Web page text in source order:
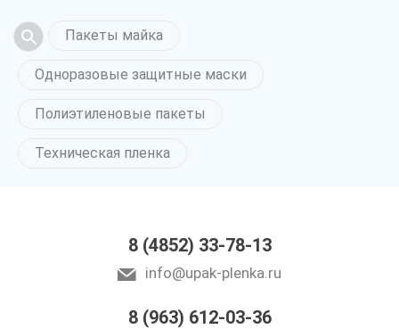
Пакеты майка
Одноразовые защитные маски
Полиэтиленовые пакеты
Техническая пленка
8 (4852) 33-78-13
info@upak-plenka.ru
8 (963) 612-03-36